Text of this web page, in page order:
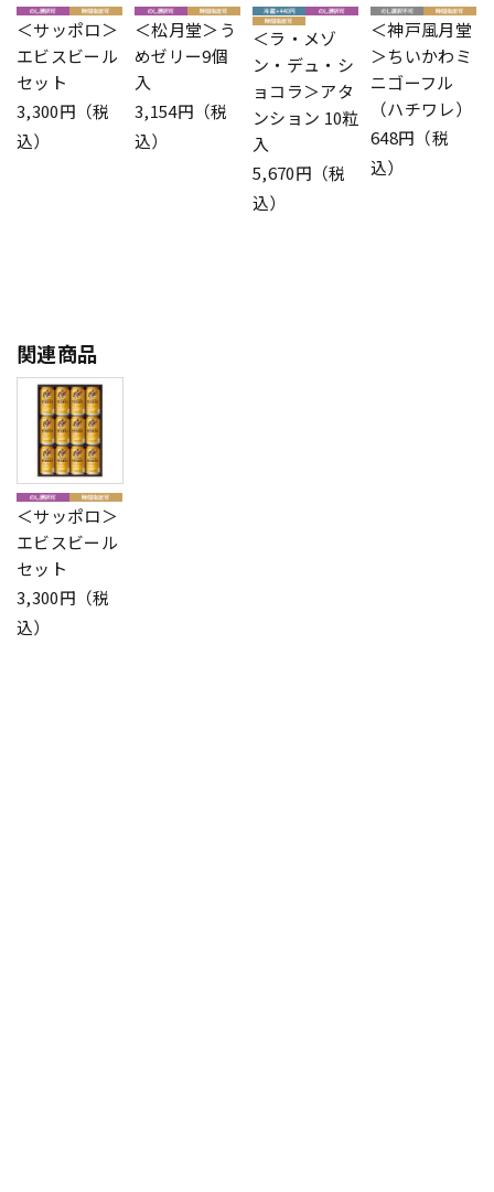
＜サッポロ＞
エビスビール
セット
3,300円（税
込）
＜松月堂＞う
めゼリー9個
入
3,154円（税
込）
＜ラ・メゾ
ン・デュ・シ
ョコラ＞アタ
ンション 10粒
入
5,670円（税
込）
＜神戸風月堂
＞ちいかわミ
ニゴーフル
（ハチワレ）
648円（税
込）
関連商品
＜サッポロ＞
エビスビール
セット
3,300円（税
込）